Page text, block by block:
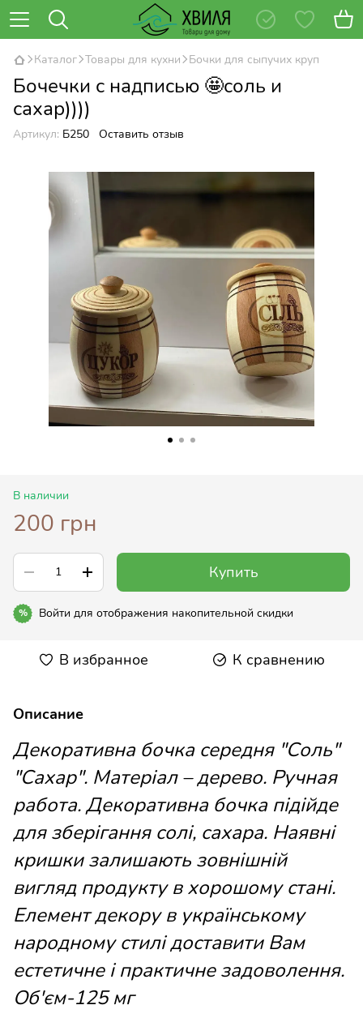
Каталог Товары для кухни Бочки для сыпучих круп
Бочечки с надписью 🤩соль и
сахар))))
Артикул: Б250 Оставить отзыв
В наличии
200 грн
Купить
% Войти для отображения накопительной скидки
В избранное К сравнению
Описание
Декоративна бочка середня "Соль"
"Сахар". Матеріал – дерево. Ручная
работа. Декоративна бочка підійде
для зберігання солі, сахара. Наявні
кришки залишають зовнішній
вигляд продукту в хорошому стані.
Елемент декору в українському
народному стилі доставити Вам
естетичне і практичне задоволення.
Об'єм-125 мг